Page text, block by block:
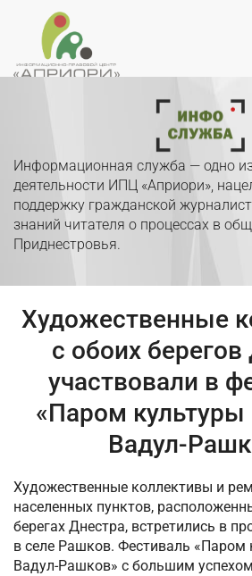
Информационная служба — одно
деятельности ИПЦ «Априори»,
поддержку гражданской
знаний читателя о процессах в
Приднестровья.
Художественные
с обоих
участвовали в
«Паром
Вадул-
Художественные коллективы и
населенных пунктов,
берегах Днестра, встретились в
в селе Рашков. Фестиваль
Вадул-Рашков» с большим